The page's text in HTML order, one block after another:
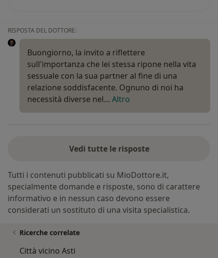
RISPOSTA DEL DOTTORE:
Buongiorno, la invito a riflettere
sull'importanza che lei stessa ripone nella vita
sessuale con la sua partner al fine di una
relazione soddisfacente. Ognuno di noi ha
necessità diverse nel… Altro
Vedi tutte le risposte
Tutti i contenuti pubblicati su MioDottore.it,
specialmente domande e risposte, sono di carattere
informativo e in nessun caso devono essere
considerati un sostituto di una visita specialistica.
Ricerche correlate
Città vicino Asti